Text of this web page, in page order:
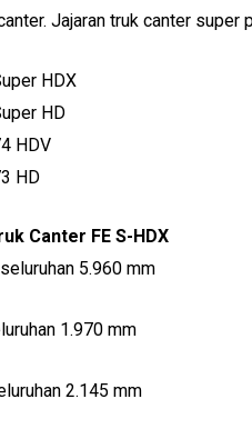
Jajaran truk canter super
HDX
HD
HDV
HD
Canter FE S-HDX
5.960 mm
1.970 mm
2.145 mm